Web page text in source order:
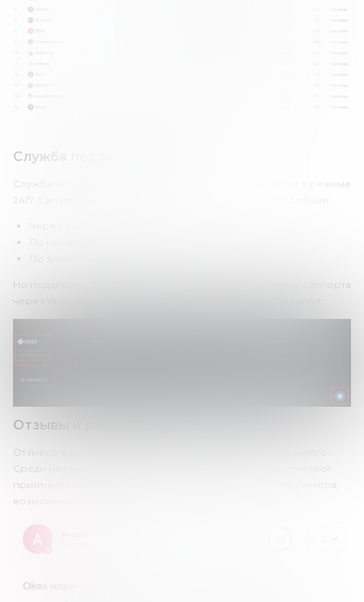
Служба поддержки OKEx
Служба технической поддержки биржи OKEx работает в режиме
24/7. Связаться с саппортом можно следующими способами:
Но поддержка реагирует достаточно медленно: ответа саппорта
через онлайн-чат порой приходится ждать более 30 минут.
Отзывы и репутация в сети
Отзывов о криптовалютной бирже OKEx в сети очень много.
Среди них много хороших комментариев. Клиенты отмечают
приятные комиссии, отличный выбор торговых инструментов,
возможность получать прибыль за счет стейкинга.